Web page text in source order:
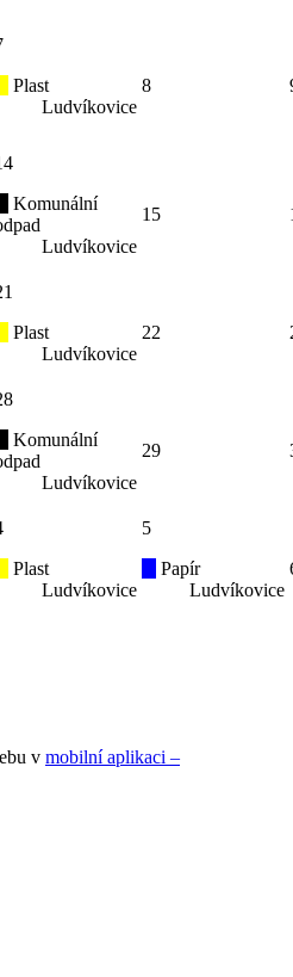
Plast
Ludvíkovice
8
Komunální
Ludvíkovice
15
Plast
Ludvíkovice
22
Komunální
Ludvíkovice
29
Plast
Ludvíkovice
5
Papír
Ludvíkovice
v mobilní aplikaci –